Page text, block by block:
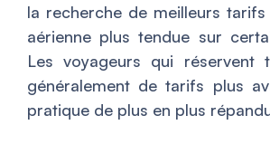
la recherche de meilleurs
aérienne plus tendue sur
Les voyageurs qui réservent
généralement de tarifs plus
pratique de plus en plus